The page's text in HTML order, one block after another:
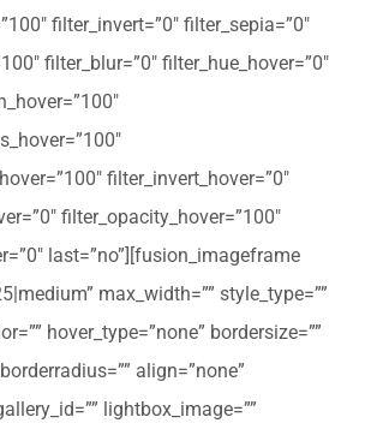
filter_invert=”0″ filter_sepia=”0″
filter_blur=”0″ filter_hue_hover=”0″
filter_invert_hover=”0″
filter_opacity_hover=”100″
last=”no”][fusion_imageframe
max_width=”” style_type=””
hover_type=”none” bordersize=””
align=”none”
lightbox_image=””